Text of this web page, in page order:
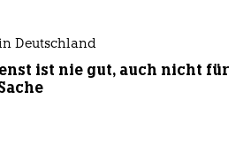
Deutschland
ist nie gut, auch nicht für